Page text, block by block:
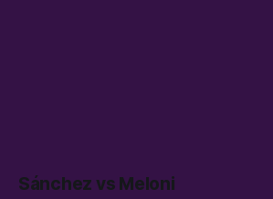
Sánchez vs Meloni